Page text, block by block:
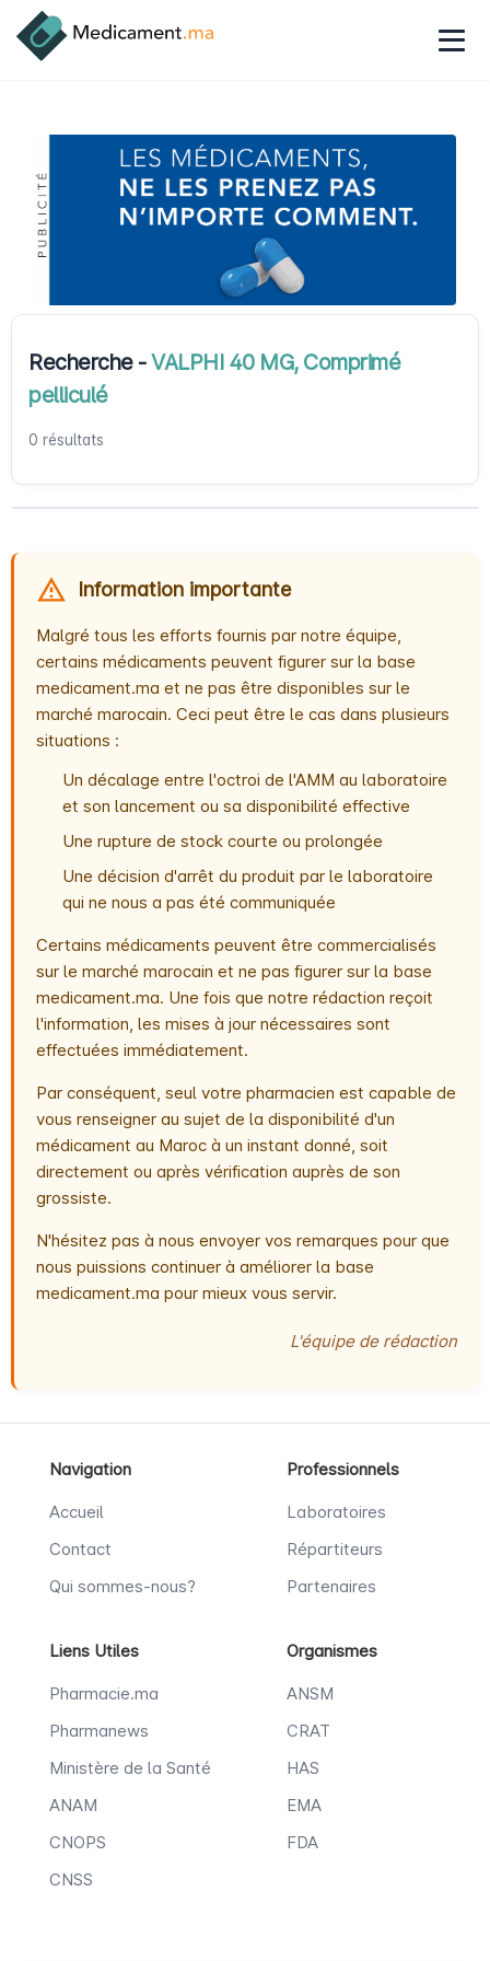
Recherche -VALPHI 40 MG, Comprimé
pelliculé
0 résultats
Information importante
Malgré tous les efforts fournis par notre équipe,
certains médicaments peuvent figurer sur la base
medicament.ma et ne pas être disponibles sur le
marché marocain. Ceci peut être le cas dans plusieurs
situations :
Un décalage entre l'octroi de l'AMM au laboratoire
et son lancement ou sa disponibilité effective
Une rupture de stock courte ou prolongée
Une décision d'arrêt du produit par le laboratoire
qui ne nous a pas été communiquée
Certains médicaments peuvent être commercialisés
sur le marché marocain et ne pas figurer sur la base
medicament.ma. Une fois que notre rédaction reçoit
l'information, les mises à jour nécessaires sont
effectuées immédiatement.
Par conséquent, seul votre pharmacien est capable de
vous renseigner au sujet de la disponibilité d'un
médicament au Maroc à un instant donné, soit
directement ou après vérification auprès de son
grossiste.
N'hésitez pas à nous envoyer vos remarques pour que
nous puissions continuer à améliorer la base
medicament.ma pour mieux vous servir.
L'équipe de rédaction
Navigation
Accueil
Contact
Qui sommes-nous?
Professionnels
Laboratoires
Répartiteurs
Partenaires
Liens Utiles
Pharmacie.ma
Pharmanews
Ministère de la Santé
ANAM
CNOPS
CNSS
Organismes
ANSM
CRAT
HAS
EMA
FDA